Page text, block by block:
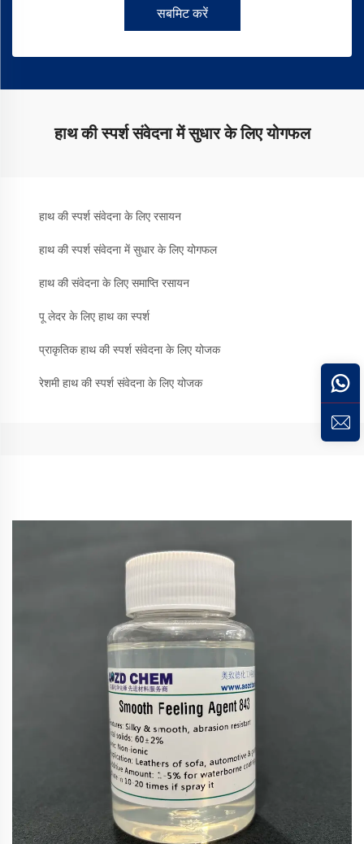
सबमिट करें
हाथ की स्पर्श संवेदना में सुधार के लिए योगफल
हाथ की स्पर्श संवेदना के लिए रसायन
हाथ की स्पर्श संवेदना में सुधार के लिए योगफल
हाथ की संवेदना के लिए समाप्ति रसायन
पू लेदर के लिए हाथ का स्पर्श
प्राकृतिक हाथ की स्पर्श संवेदना के लिए योजक
रेशमी हाथ की स्पर्श संवेदना के लिए योजक